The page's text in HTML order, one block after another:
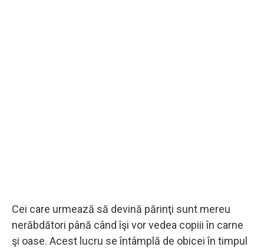
Cei care urmează să devină părinţi sunt mereu
nerăbdători până când îşi vor vedea copiii în carne
şi oase. Acest lucru se întâmplă de obicei în timpul